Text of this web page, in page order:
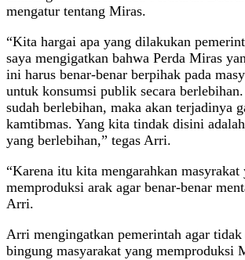
mengatur tentang Miras.
“Kita hargai apa yang dilakukan
saya mengigatkan bahwa Perda Miras
ini harus benar-benar berpihak pada
untuk konsumsi publik secara
sudah berlebihan, maka akan terjadinya
kamtibmas. Yang kita tindak disini
yang berlebihan,” tegas Arri.
“Karena itu kita mengarahkan masyrakat
memproduksi arak agar benar-benar
Arri.
Arri mengingatkan pemerintah agar tidak
bingung masyarakat yang memproduksi